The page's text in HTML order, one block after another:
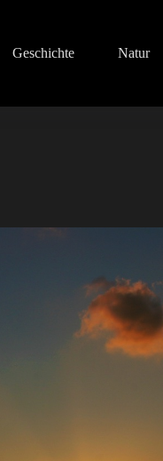
Geschichte Natur